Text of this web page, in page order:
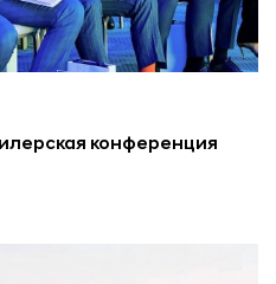
конференция